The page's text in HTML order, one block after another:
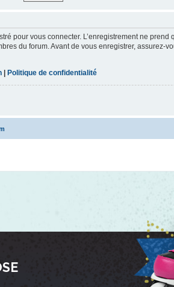
pour vous connecter. L’enregistrement ne
du forum. Avant de vous enregistrer, assurez-
| Politique de confidentialité